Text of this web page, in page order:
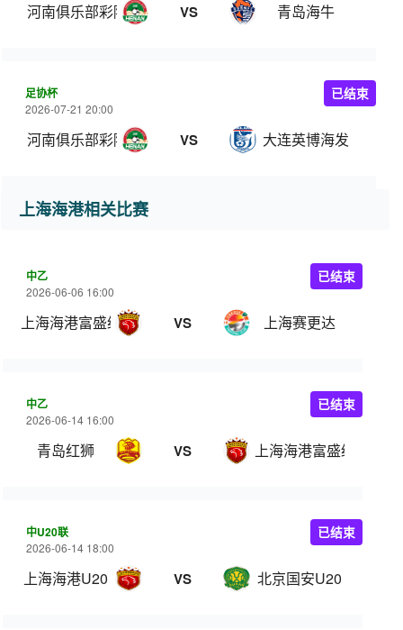
河南俱乐部彩陶坊 VS 青岛海牛
足协杯
2026-07-21 20:00
河南俱乐部彩陶坊 VS 大连英博海发
已结束
上海海港相关比赛
中乙
2026-06-06 16:00
上海海港富盛经开 VS 上海赛更达
已结束
中乙
2026-06-14 16:00
青岛红狮 VS 上海海港富盛经开
已结束
中U20联
2026-06-14 18:00
上海海港U20 VS 北京国安U20
已结束